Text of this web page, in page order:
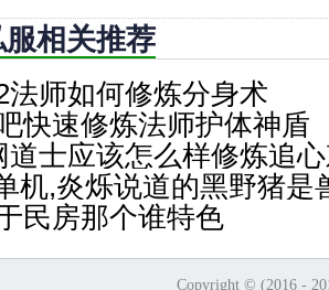
相关推荐
法师如何修炼分身术
快速修炼法师护体神盾
道士应该怎么样修炼追
机,炎烁说道的黑野猪是
民房那个谁特色
Copyright © (2016 -